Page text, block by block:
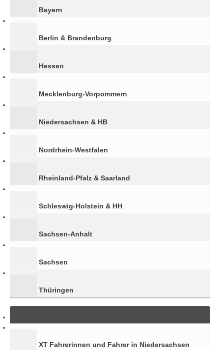
Bayern
Berlin & Brandenburg
Hessen
Mecklenburg-Vorpommern
Niedersachsen & HB
Nordrhein-Westfalen
Rheinland-Pfalz & Saarland
Schleswig-Holstein & HH
Sachsen-Anhalt
Sachsen
Thüringen
XT Fahrerinnen und Fahrer in Niedersachsen